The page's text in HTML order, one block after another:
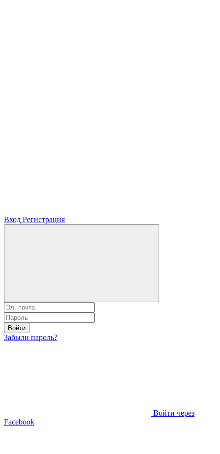
Вход Регистрация
Войти
Забыли пароль?
Войти через
Facebook